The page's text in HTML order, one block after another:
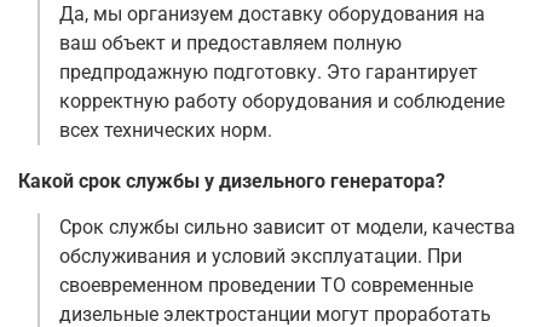
Да, мы организуем доставку оборудования на
ваш объект и предоставляем полную
предпродажную подготовку. Это гарантирует
корректную работу оборудования и соблюдение
всех технических норм.
Какой срок службы у дизельного генератора?
Срок службы сильно зависит от модели, качества
обслуживания и условий эксплуатации. При
своевременном проведении ТО современные
дизельные электростанции могут проработать